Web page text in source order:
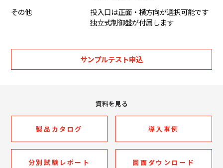
その他
投入口は正面・横方向が選択可能です
独立式制御盤が付属します
サンプルテスト申込
資料を見る
製品カタログ 導入事例
分別試験レポート 図面ダウンロード